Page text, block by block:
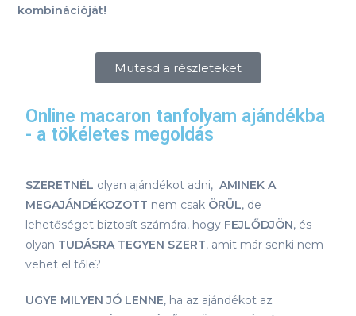
kombinációját!
Mutasd a részleteket
Online macaron tanfolyam ajándékba
- a tökéletes megoldás
SZERETNÉL olyan ajándékot adni,AMINEK A
MEGAJÁNDÉKOZOTT nem csak ÖRÜL, de
lehetőséget biztosít számára, hogy FEJLŐDJÖN, és
olyan TUDÁSRA TEGYEN SZERT, amit már senki nem
vehet el tőle?
UGYE MILYEN JÓ LENNE, ha az ajándékot az